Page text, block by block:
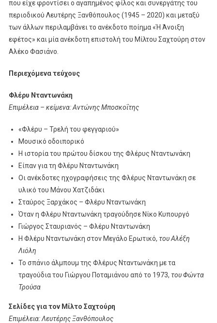
που είχε φροντίσει ο αγαπημένος φίλος και συνεργάτης του
περιοδικού Λευτέρης Ξανθόπουλος (1945 – 2020) και μεταξύ
των άλλων περιλαμβάνει το ανέκδοτο ποίημα «Ή Άνοιξη
εφέτος» και μία ανέκδοτη επιστολή του Μίλτου Σαχτούρη στον
Αλέκο Φασιάνο.
Περιεχόμενα τεύχους
Φλέρυ Νταντωνάκη
Επιμέλεια– κείμενα: Αντώνης Μποσκοΐτης
«Φλέρυ – Τρελή του φεγγαριού»
Μουσικό οδοιπορικό
Η ιστορία του πρώτου δίσκου της Φλέρυς Νταντωνάκη
Είπαν για τη Φλέρυ Νταντωνάκη
Οι ανέκδοτες ηχογραφήσεις της Φλέρυς Νταντωνάκη σε
υλικό του Μάνου Χατζιδάκι
Σταύρος Ξαρχάκος – Φλέρυ Νταντωνάκη
Όταν η Φλέρυ Νταντωνάκη τραγούδησε Νίκο Κυπουργό
Γιώργος Σταυριανός – Φλέρυ Νταντωνάκη
Η Φλέρυ Νταντωνάκη στον Μεγάλο Ερωτικό, του Αλέξη
Λιόλη
To σπάνιο άλμπουμ της Φλέρυς Νταντωνάκη με τα
τραγούδια του Γιώργου Ποταμιάνου από το 1973, του Φώντα
Τρούσα
Σελίδες για τον Μίλτο Σαχτούρη
Επιμέλεια: Λευτέρης Ξανθόπουλος